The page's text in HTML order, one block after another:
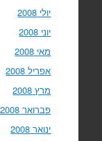
יולי 2008
יוני 2008
מאי 2008
אפריל 2008
מרץ 2008
פברואר 2008
ינואר 2008